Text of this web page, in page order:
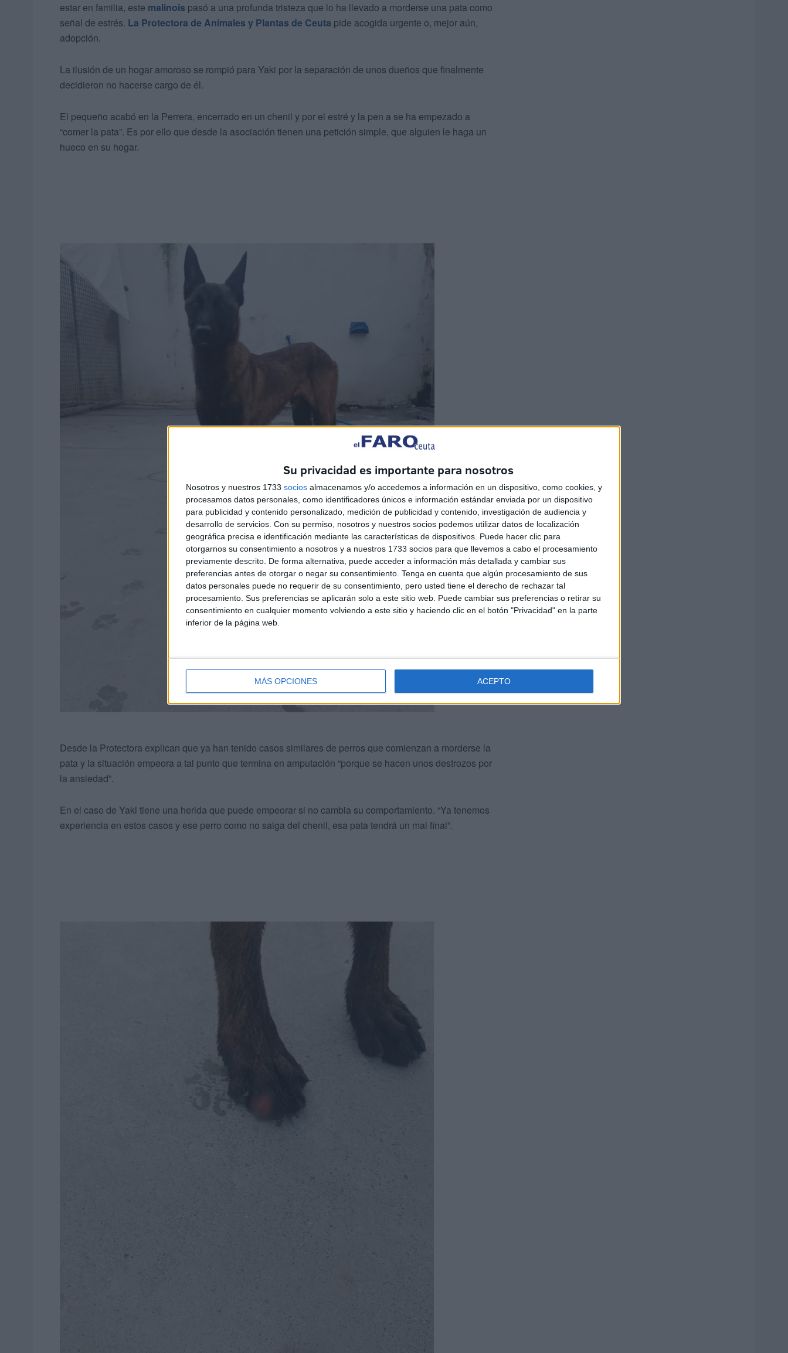
Su privacidad es importante para nosotros
Nosotros y nuestros 1733 socios almacenamos y/o accedemos a información en un dispositivo, como cookies, y
procesamos datos personales, como identificadores únicos e información estándar enviada por un dispositivo
para publicidad y contenido personalizado, medición de publicidad y contenido, investigación de audiencia y
desarrollo de servicios. Con su permiso, nosotros y nuestros socios podemos utilizar datos de localización
geográfica precisa e identificación mediante las características de dispositivos. Puede hacer clic para
otorgarnos su consentimiento a nosotros y a nuestros 1733 socios para que llevemos a cabo el procesamiento
previamente descrito. De forma alternativa, puede acceder a información más detallada y cambiar sus
preferencias antes de otorgar o negar su consentimiento. Tenga en cuenta que algún procesamiento de sus
datos personales puede no requerir de su consentimiento, pero usted tiene el derecho de rechazar tal
procesamiento. Sus preferencias se aplicarán solo a este sitio web. Puede cambiar sus preferencias o retirar su
consentimiento en cualquier momento volviendo a este sitio y haciendo clic en el botón "Privacidad" en la parte
inferior de la página web.
MÁS OPCIONES ACEPTO
estar en familia, este malinois pasó a una profunda tristeza que lo ha llevado a morderse una pata como
señal de estrés. La Protectora de Animales y Plantas de Ceuta pide acogida urgente o, mejor aún,
adopción.
La ilusión de un hogar amoroso se rompió para Yaki por la separación de unos dueños que finalmente
decidieron no hacerse cargo de él.
El pequeño acabó en la Perrera, encerrado en un chenil y por el estré y la pen a se ha empezado a
“comer la pata”. Es por ello que desde la asociación tienen una petición simple, que alguien le haga un
hueco en su hogar.
Desde la Protectora explican que ya han tenido casos similares de perros que comienzan a morderse la
pata y la situación empeora a tal punto que termina en amputación “porque se hacen unos destrozos por
la ansiedad”.
En el caso de Yaki tiene una herida que puede empeorar si no cambia su comportamiento. “Ya tenemos
experiencia en estos casos y ese perro como no salga del chenil, esa pata tendrá un mal final”.